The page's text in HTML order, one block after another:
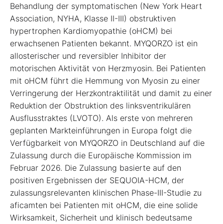
Behandlung der symptomatischen (New York Heart
Association, NYHA, Klasse II-III) obstruktiven
hypertrophen Kardiomyopathie (oHCM) bei
erwachsenen Patienten bekannt. MYQORZO ist ein
allosterischer und reversibler Inhibitor der
motorischen Aktivität von Herzmyosin. Bei Patienten
mit oHCM führt die Hemmung von Myosin zu einer
Verringerung der Herzkontraktilität und damit zu einer
Reduktion der Obstruktion des linksventrikulären
Ausflusstraktes (LVOTO). Als erste von mehreren
geplanten Markteinführungen in Europa folgt die
Verfügbarkeit von MYQORZO in Deutschland auf die
Zulassung durch die Europäische Kommission im
Februar 2026. Die Zulassung basierte auf den
positiven Ergebnissen der SEQUOIA-HCM, der
zulassungsrelevanten klinischen Phase-III-Studie zu
aficamten bei Patienten mit oHCM, die eine solide
Wirksamkeit, Sicherheit und klinisch bedeutsame